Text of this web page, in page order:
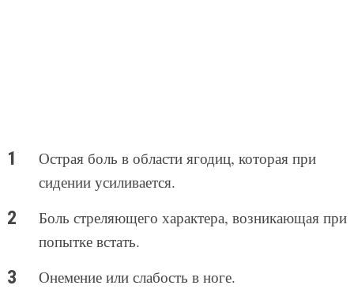
Острая боль в области ягодиц, которая при
сидении усиливается.
Боль стреляющего характера, возникающая при
попытке встать.
Онемение или слабость в ноге.